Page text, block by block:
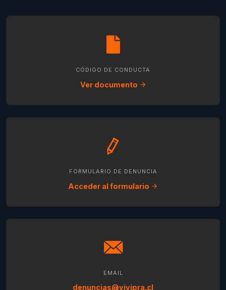
CÓDIGO DE CONDUCTA
Ver documento
FORMULARIO DE DENUNCIA
Acceder al formulario
EMAIL
denuncias@vivipra.cl